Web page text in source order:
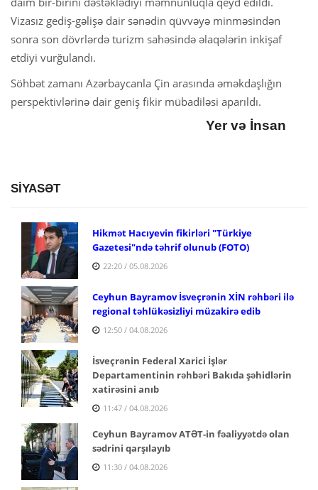
Vizasız gediş-gəlişə dair sənədin qüvvəyə minməsindən
sonra son dövrlərdə turizm sahəsində əlaqələrin inkişaf
etdiyi vurğulandı.
Söhbət zamanı Azərbaycanla Çin arasında əməkdaşlığın
perspektivlərinə dair geniş fikir mübadiləsi aparıldı.
Yer və İnsan
SİYASƏT
Hikmət Hacıyevin fikirləri "Türkiye
Gazetesi"ndə təhrif olunub (FOTO)
22:20 / 05.08.2026
Ceyhun Bayramov İsveçrənin XİN rəhbəri ilə
regional təhlükəsizliyi müzakirə edib
12:50 / 04.08.2026
İsveçrənin Federal Xarici İşlər
Departamentinin rəhbəri Bakıda şəhidlərin
xatirəsini anıb
11:47 / 04.08.2026
Ceyhun Bayramov ATƏT-in fəaliyyətdə olan
sədrini qarşılayıb
11:30 / 04.08.2026